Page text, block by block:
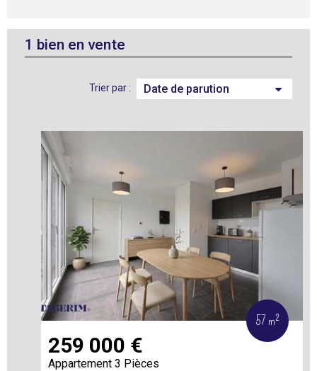
1 bien en vente
Trier par :
259 000 €
Appartement 3 Pièces
57 m²